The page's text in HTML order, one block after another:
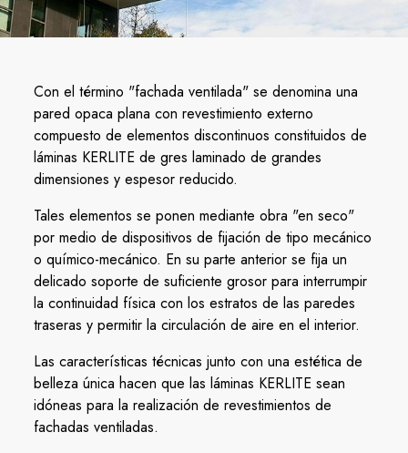
Con el término "fachada ventilada" se denomina una
pared opaca plana con revestimiento externo
compuesto de elementos discontinuos constituidos de
láminas KERLITE de gres laminado de grandes
dimensiones y espesor reducido.
Tales elementos se ponen mediante obra "en seco"
por medio de dispositivos de fijación de tipo mecánico
o químico-mecánico. En su parte anterior se fija un
delicado soporte de suficiente grosor para interrumpir
la continuidad física con los estratos de las paredes
traseras y permitir la circulación de aire en el interior.
Las características técnicas junto con una estética de
belleza única hacen que las láminas KERLITE sean
idóneas para la realización de revestimientos de
fachadas ventiladas.